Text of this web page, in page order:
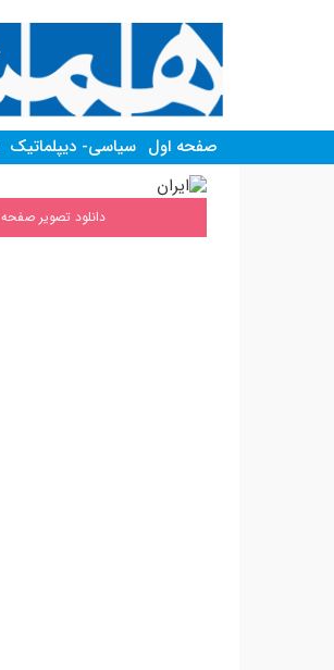
صفحه اول سیاسی- دیپلماتیک
دانلود تصویر صفحه